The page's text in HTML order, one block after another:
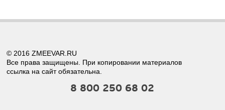
© 2016 ZMEEVAR.RU
Все права защищены. При копировании материалов
ссылка на сайт обязательна.
8 800 250 68 02